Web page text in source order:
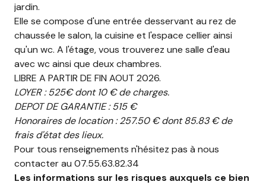
jardin.
Elle se compose d'une entrée desservant au rez de
chaussée le salon, la cuisine et l'espace cellier ainsi
qu'un wc. A l'étage, vous trouverez une salle d'eau
avec wc ainsi que deux chambres.
LIBRE A PARTIR DE FIN AOUT 2026.
LOYER : 525€ dont 10 € de charges.
DEPOT DE GARANTIE : 515 €
Honoraires de location : 257.50 € dont 85.83 € de
frais d'état des lieux.
Pour tous renseignements n'hésitez pas à nous
contacter au 07.55.63.82.34
Les informations sur les risques auxquels ce bien